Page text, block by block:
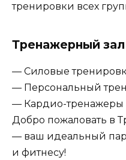
тренировки всех
Тренажерный зал
— Силовые
— Персональный
— Кардио-тренажеры
Добро пожаловать в
— ваш идеальный
и фитнесу!